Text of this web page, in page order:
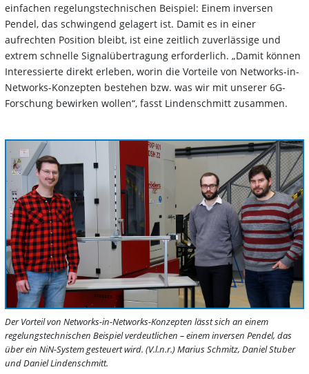
einfachen regelungstechnischen Beispiel: Einem inversen
Pendel, das schwingend gelagert ist. Damit es in einer
aufrechten Position bleibt, ist eine zeitlich zuverlässige und
extrem schnelle Signalübertragung erforderlich. „Damit können
Interessierte direkt erleben, worin die Vorteile von Networks-in-
Networks-Konzepten bestehen bzw. was wir mit unserer 6G-
Forschung bewirken wollen“, fasst Lindenschmitt zusammen.
Der Vorteil von Networks-in-Networks-Konzepten lässt sich an einem
regelungstechnischen Beispiel verdeutlichen – einem inversen Pendel, das
über ein NiN-System gesteuert wird. (V.l.n.r.) Marius Schmitz, Daniel Stuber
und Daniel Lindenschmitt.